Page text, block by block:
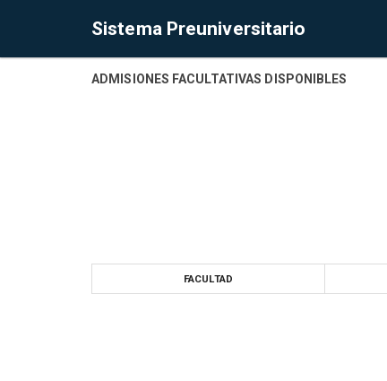
Sistema Preuniversitario
ADMISIONES FACULTATIVAS DISPONIBLES
FACULTAD